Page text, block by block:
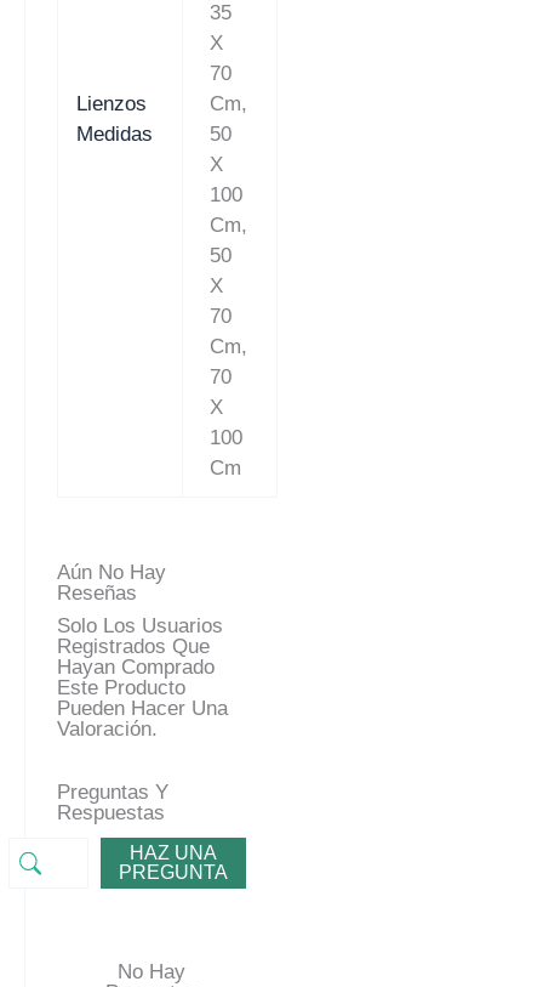
Lienzos
Medidas
35
X
70
Cm,
50
X
100
Cm,
50
X
70
Cm,
70
X
100
Cm
Aún No Hay
Reseñas
Solo Los Usuarios
Registrados Que
Hayan Comprado
Este Producto
Pueden Hacer Una
Valoración.
Preguntas Y
Respuestas
HAZ UNA
PREGUNTA
No Hay